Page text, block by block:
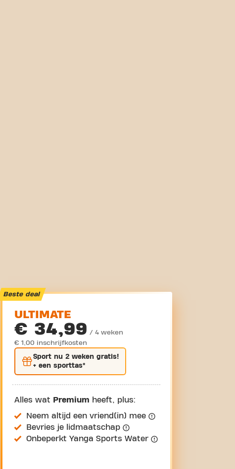
Beste deal
ULTIMATE
€ 34,99 / 4 weken
€ 1,00 inschrijfkosten
Sport nu 2 weken gratis!
+ een sporttas*
Alles wat Premium heeft, plus:
Neem altijd een vriend(in) mee
Bevries je lidmaatschap
Onbeperkt Yanga Sports Water